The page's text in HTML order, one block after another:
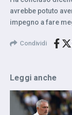
avrebbe potuto
impegno a fare
Condividi
Leggi anche